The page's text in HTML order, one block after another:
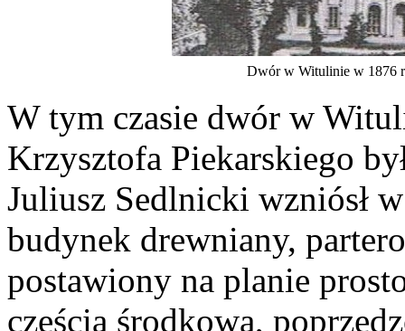
Dwór w Witulinie w 1876
W tym czasie dwór w
Krzysztofa Piekarskiego
Juliusz Sedlnicki wzniósł
budynek drewniany,
postawiony na planie
częścią środkową,